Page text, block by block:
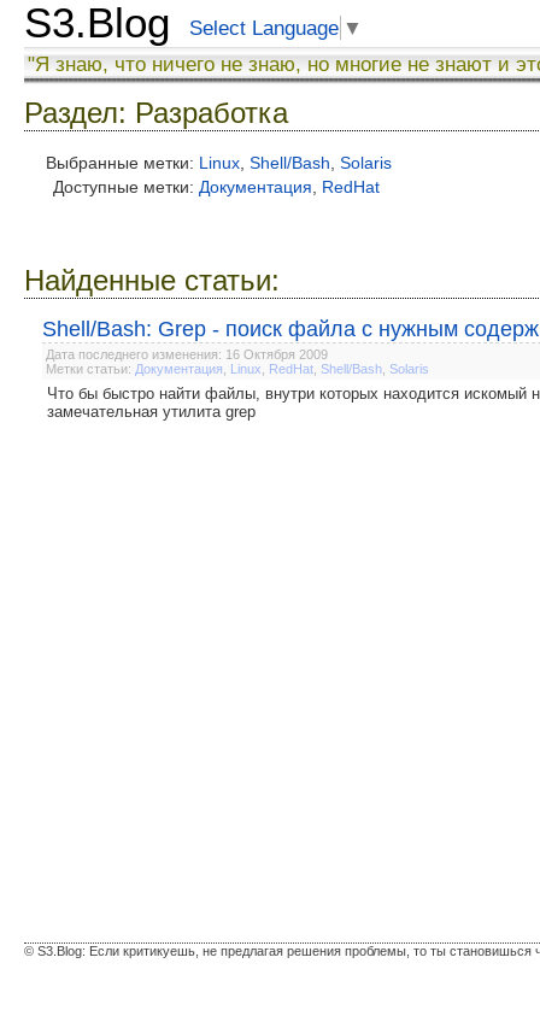
S3.Blog Select Language ▼
"Я знаю, что ничего не знаю, но многие не знают и
Раздел: Разработка
Выбранные метки: Linux Shell/Bash Solaris
Доступные метки: Документация RedHat
Найденные статьи:
Shell/Bash: Grep - поиск файла с нужным
Дата последнего изменения: 16 Октября 2009
Метки статьи: Документация Linux RedHat Shell/Bash Solaris
Что бы быстро найти файлы, внутри которых находится искомый
замечательная утилита grep
© S3.Blog: Если критикуешь, не предлагая решения проблемы, то ты становишься